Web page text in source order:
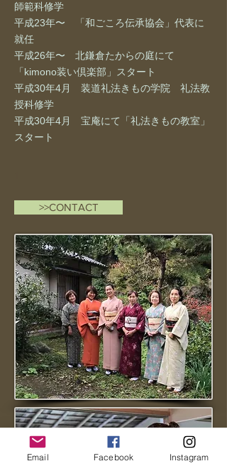
師範科修学
平成23年〜 「和ごころ伝承協会」代表に
就任
平成26年〜 北鎌倉たからの庭にて
「kimono装い倶楽部」スタート
平成30年4月 装道礼法きもの学院 礼法教
授科修学
平成30年4月 宝庵にて「礼法きもの教室」
スタート
>>CONTACT
Email Facebook Instagram